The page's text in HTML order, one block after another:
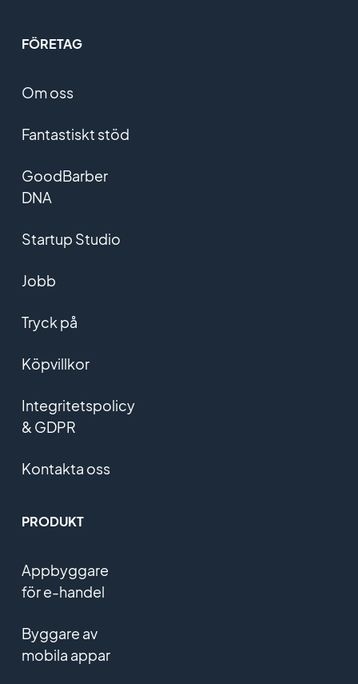
FÖRETAG
Om oss
Fantastiskt stöd
GoodBarber
DNA
Startup Studio
Jobb
Tryck på
Köpvillkor
Integritetspolicy
& GDPR
Kontakta oss
PRODUKT
Appbyggare
för e-handel
Byggare av
mobila appar